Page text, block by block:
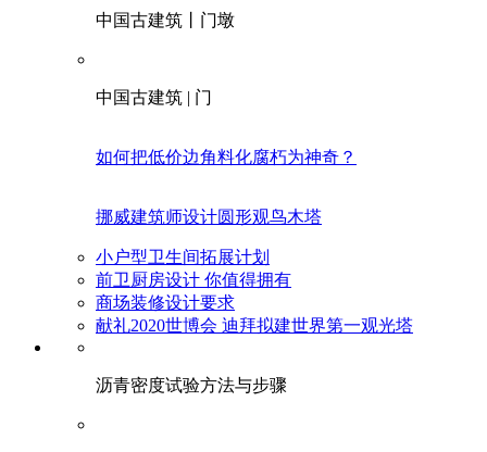
中国古建筑丨门墩
中国古建筑 | 门
如何把低价边角料化腐朽为神奇？
挪威建筑师设计圆形观鸟木塔
小户型卫生间拓展计划
前卫厨房设计 你值得拥有
商场装修设计要求
献礼2020世博会 迪拜拟建世界第一观光塔
​沥青密度试验方法与步骤